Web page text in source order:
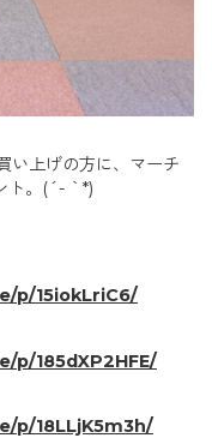
い上げの方に、マーチ
ト。(´- `*)
p/15iokLriC6/
185dXP2HFE/
p/18LLjK5m3h/